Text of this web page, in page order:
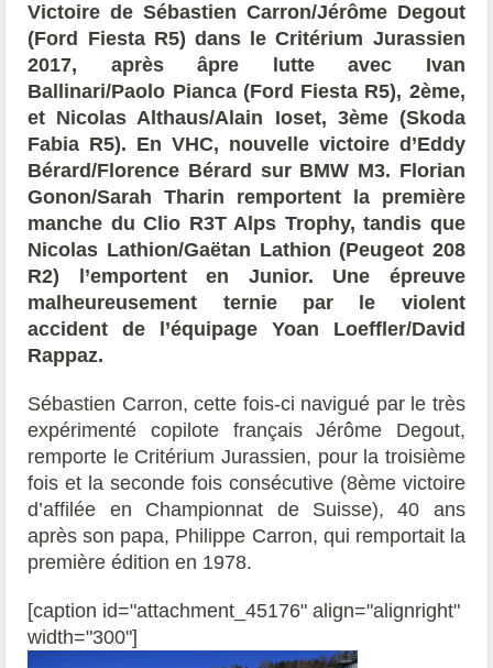
Victoire de Sébastien Carron/Jérôme Degout
(Ford Fiesta R5) dans le Critérium Jurassien
2017, après âpre lutte avec Ivan
Ballinari/Paolo Pianca (Ford Fiesta R5), 2ème,
et Nicolas Althaus/Alain Ioset, 3ème (Skoda
Fabia R5). En VHC, nouvelle victoire d’Eddy
Bérard/Florence Bérard sur BMW M3. Florian
Gonon/Sarah Tharin remportent la première
manche du Clio R3T Alps Trophy, tandis que
Nicolas Lathion/Gaëtan Lathion (Peugeot 208
R2) l’emportent en Junior. Une épreuve
malheureusement ternie par le violent
accident de l’équipage Yoan Loeffler/David
Rappaz.
Sébastien Carron, cette fois-ci navigué par le très
expérimenté copilote français Jérôme Degout,
remporte le Critérium Jurassien, pour la troisième
fois et la seconde fois consécutive (8ème victoire
d’affilée en Championnat de Suisse), 40 ans
après son papa, Philippe Carron, qui remportait la
première édition en 1978.
[caption id="attachment_45176" align="alignright"
width="300"]